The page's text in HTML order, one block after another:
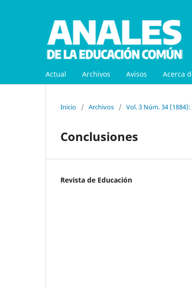
Actual Archivos Avisos Acerca
Inicio / Archivos / Vol. 3 Núm. 34
Conclusiones
Revista de Educación